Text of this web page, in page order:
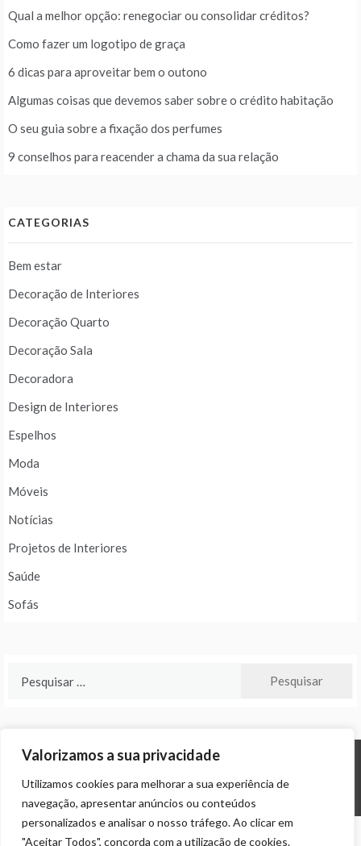
Valorizamos a sua privacidade
Utilizamos cookies para melhorar a sua experiência de
navegação, apresentar anúncios ou conteúdos
personalizados e analisar o nosso tráfego. Ao clicar em
"Aceitar Todos", concorda com a utilização de cookies.
Qual a melhor opção: renegociar ou consolidar créditos?
Como fazer um logotipo de graça
6 dicas para aproveitar bem o outono
Algumas coisas que devemos saber sobre o crédito habitação
O seu guia sobre a fixação dos perfumes
9 conselhos para reacender a chama da sua relação
CATEGORIAS
Bem estar
Decoração de Interiores
Decoração Quarto
Decoração Sala
Decoradora
Design de Interiores
Espelhos
Moda
Móveis
Notícias
Projetos de Interiores
Saúde
Sofás
© ALL RIGHTS RESERVED 2024 THEME: PROMOS BY TEMPLATE SELL